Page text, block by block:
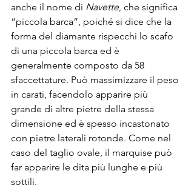
anche il nome di Navette, che significa
“piccola barca”, poiché si dice che la
forma del diamante rispecchi lo scafo
di una piccola barca ed è
generalmente composto da 58
sfaccettature. Può massimizzare il peso
in carati, facendolo apparire più
grande di altre pietre della stessa
dimensione ed è spesso incastonato
con pietre laterali rotonde. Come nel
caso del taglio ovale, il marquise può
far apparire le dita più lunghe e più
sottili.